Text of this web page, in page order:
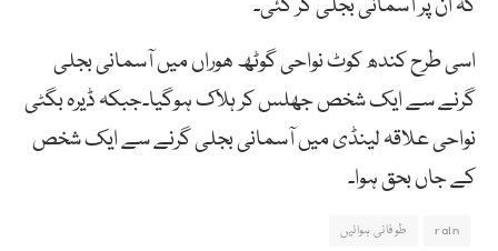
اسی طرح کندھ کوٹ نواحی گوٹھ ھوراں میں آسمانی بجلی
گرنے سے ایک شخص جھلس کر ہلاک ہوگیا۔جبکہ ڈیرہ بگٹی
نواحی علاقہ لینڈی میں آسمانی بجلی گرنے سے ایک شخص
کے جاں بحق ہوا۔
rain طوفانی ہوائیں